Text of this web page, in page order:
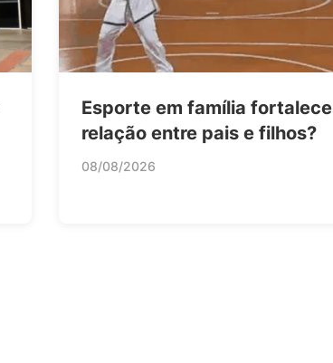
Esporte em família fortalece
relação entre pais e filhos?
08/08/2026